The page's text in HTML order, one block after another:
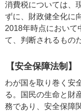
消費税については、
ずに、財政健全化に
2018年時点において
て、判断されるもの
【安全保障法制】
わが国を取り巻く安
る。国民の生命と財
務であり、安全保障